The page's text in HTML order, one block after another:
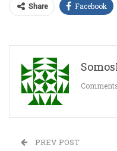
Share Facebook
PREV POST